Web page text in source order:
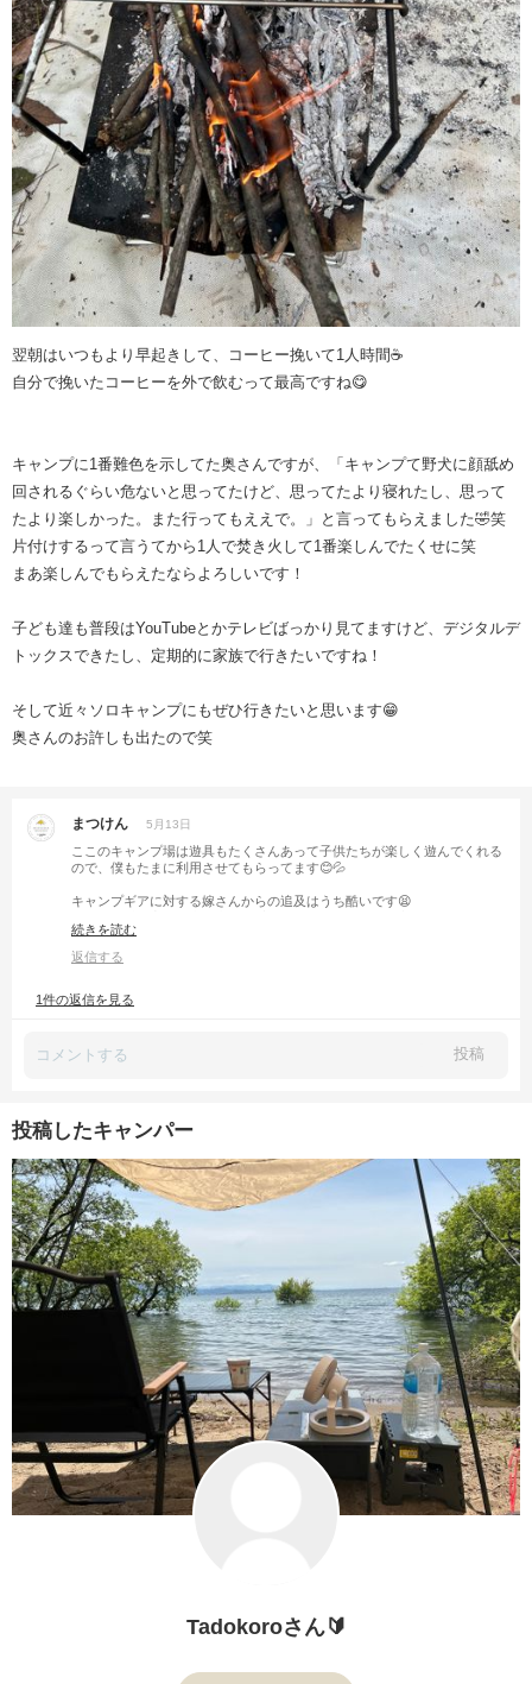
翌朝はいつもより早起きして、コーヒー挽いて1人時間☕️
自分で挽いたコーヒーを外で飲むって最高ですね😋
キャンプに1番難色を示してた奥さんですが、「キャンプて野犬に顔舐め
回されるぐらい危ないと思ってたけど、思ってたより寝れたし、思って
たより楽しかった。また行ってもええで。」と言ってもらえました🤣笑
片付けするって言うてから1人で焚き火して1番楽しんでたくせに笑
まあ楽しんでもらえたならよろしいです！
子ども達も普段はYouTubeとかテレビばっかり見てますけど、デジタルデ
トックスできたし、定期的に家族で行きたいですね！
そして近々ソロキャンプにもぜひ行きたいと思います😁
奥さんのお許しも出たので笑
まつけん 5月13日
ここのキャンプ場は遊具もたくさんあって子供たちが楽しく遊んでくれる
ので、僕もたまに利用させてもらってます😊💦
キャンプギアに対する嫁さんからの追及はうち酷いです😫
🤣笑笑
嫁さんに言えないギアはこっそり事業所受け取りにすることで、今のとこ
ろバレずに済んでいます🙋‍♂️
続きを読む
返信する
1件の返信を見る
投稿
投稿したキャンパー
Tadokoroさん🔰